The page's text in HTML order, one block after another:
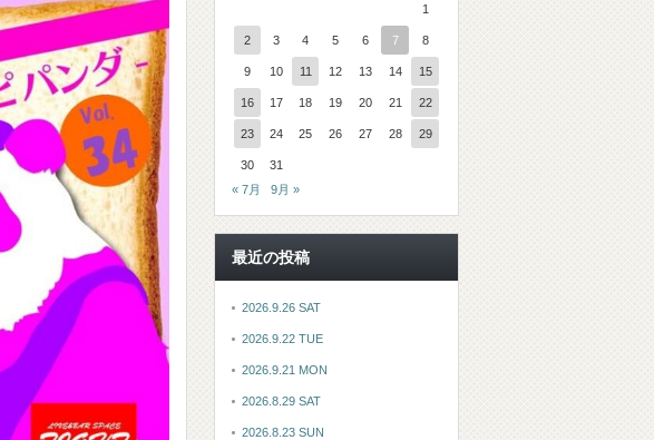
1
2 3 4 5 6 7 8
9 10 11 12 13 14 15
16 17 18 19 20 21 22
23 24 25 26 27 28 29
30
31
« 7月
9月 »
最近の投稿
2026.9.26 SAT
2026.9.22 TUE
2026.9.21 MON
2026.8.29 SAT
2026.8.23 SUN